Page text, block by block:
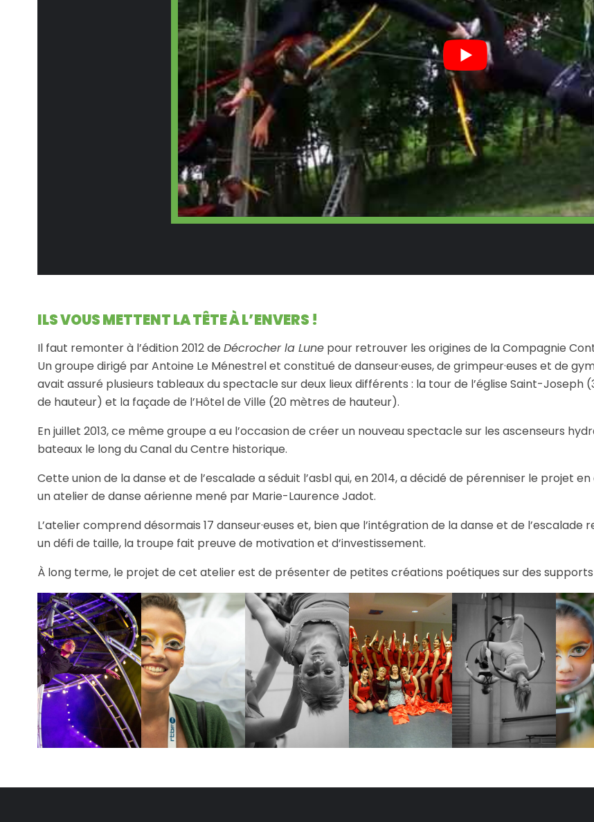
ILS VOUS METTENT LA TÊTE À L’ENVERS !
Il faut remonter à l’édition 2012 de Décrocher la Lunepour retrouver les origines de la Compagnie
Un groupe dirigé par Antoine Le Ménestrel et constitué de danseur·euses, de grimpeur·euses et de
avait assuré plusieurs tableaux du spectacle sur deux lieux différents : la tour de l’église Saint-Joseph
de hauteur) et la façade de l’Hôtel de Ville (20 mètres de hauteur).
En juillet 2013, ce même groupe a eu l’occasion de créer un nouveau spectacle sur les ascenseurs
bateaux le long du Canal du Centre historique.
Cette union de la danse et de l’escalade a séduit l’asbl qui, en 2014, a décidé de pérenniser le projet
un atelier de danse aérienne mené par Marie-Laurence Jadot.
L’atelier comprend désormais 17 danseur·euses et, bien que l’intégration de la danse et de l’escalade
un défi de taille, la troupe fait preuve de motivation et d’investissement.
À long terme, le projet de cet atelier est de présenter de petites créations poétiques sur des supports